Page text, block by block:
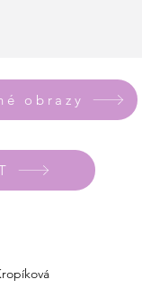
obrazy